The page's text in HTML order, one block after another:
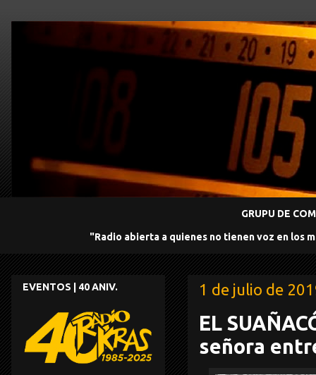
GRUPU DE
"Radio abierta a quienes no tienen voz en los
1 de julio de
EL
señora
EVENTOS | 40 ANIV.